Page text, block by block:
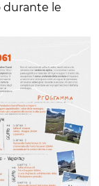
durante le